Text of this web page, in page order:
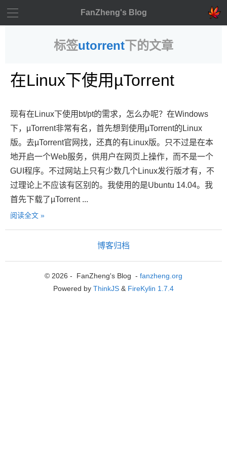
FanZheng's Blog
标签utorrent下的文章
在Linux下使用µTorrent
现有在Linux下使用bt/pt的需求，怎么办呢？在Windows
下，µTorrent非常有名，首先想到使用µTorrent的Linux
版。去µTorrent官网找，还真的有Linux版。只不过是在本
地开启一个Web服务，供用户在网页上操作，而不是一个
GUI程序。不过网站上只有少数几个Linux发行版才有，不
过理论上不应该有区别的。我使用的是Ubuntu 14.04。我
首先下载了µTorrent ...
阅读全文 »
博客归档
© 2026 - FanZheng's Blog - fanzheng.org
Powered by ThinkJS & FireKylin 1.7.4